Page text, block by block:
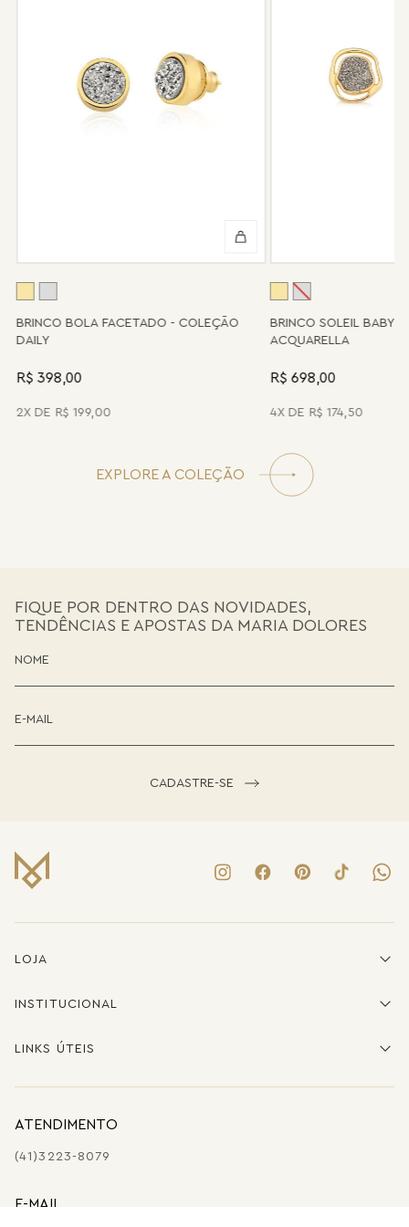
enviada novamente para a fábrica, e será cobrado apenas o
valor de custo do conserto e do frete.
Informe-se conosco sobre estes custos e sobre o prazo de
retorno, que pode variar conforme a região.
disposição para orientá-la e oferecer a melhor alternativa
BRINCO BOLA FACETADO - COLEÇÃO
DAILY
R$ 398,00
2 R$ 199,00
BRINCO SOLEIL BABY -
ACQUARELLA
R$ 698,00
4 R$ 174,50
EXPLORE A COLEÇÃO
FIQUE POR DENTRO DAS NOVIDADES,
TENDÊNCIAS E APOSTAS DA MARIA DOLORES
CADASTRE-SE
LOJA
INSTITUCIONAL
LINKS ÚTEIS
ATENDIMENTO
(41)3223-8079
E-MAIL